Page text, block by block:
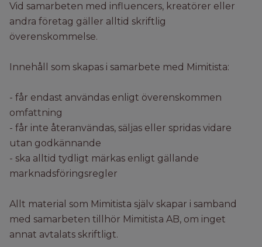
Vid samarbeten med influencers, kreatörer eller
andra företag gäller alltid skriftlig
överenskommelse.
Innehåll som skapas i samarbete med Mimitista:
- får endast användas enligt överenskommen
omfattning
- får inte återanvändas, säljas eller spridas vidare
utan godkännande
- ska alltid tydligt märkas enligt gällande
marknadsföringsregler
Allt material som Mimitista själv skapar i samband
med samarbeten tillhör Mimitista AB, om inget
annat avtalats skriftligt.